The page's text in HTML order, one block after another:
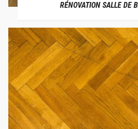
RÉNOVATION SALLE DE